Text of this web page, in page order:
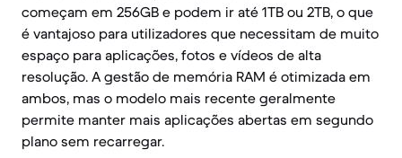
começam em 256GB e podem ir até 1TB ou 2TB, o que
é vantajoso para utilizadores que necessitam de muito
espaço para aplicações, fotos e vídeos de alta
resolução. A gestão de memória RAM é otimizada em
ambos, mas o modelo mais recente geralmente
permite manter mais aplicações abertas em segundo
plano sem recarregar.